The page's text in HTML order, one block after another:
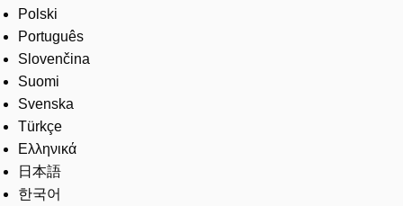
Polski
Português
Slovenčina
Suomi
Svenska
Türkçe
Ελληνικά
日本語
한국어